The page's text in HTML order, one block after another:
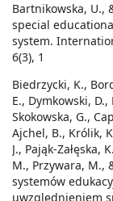
Bartnikowska, U.,
special
system.
6(3), 1
Biedrzycki, K.,
E., Dymkowski,
Skokowska, G.,
Ajchel, B., Królik,
J., Pająk-Załęska,
M., Przywara, M.,
systemów
uwzględnieniem